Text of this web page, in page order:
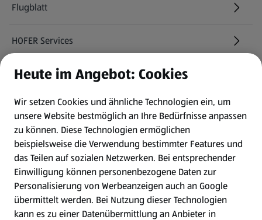
Flugblatt
HOFER Services
Newsletter
WhatsApp
Gewinnspiele
Mein HOFER. Meine Einkäufe.
Meine Meinung. Mein HOFER.
Heute im Angebot: Cookies
Wir setzen Cookies und ähnliche Technologien ein, um
unsere Website bestmöglich an Ihre Bedürfnisse anpassen
zu können. Diese Technologien ermöglichen
beispielsweise die Verwendung bestimmter Features und
das Teilen auf sozialen Netzwerken. Bei entsprechender
Einwilligung können personenbezogene Daten zur
Personalisierung von Werbeanzeigen auch an Google
übermittelt werden. Bei Nutzung dieser Technologien
kann es zu einer Datenübermittlung an Anbieter in